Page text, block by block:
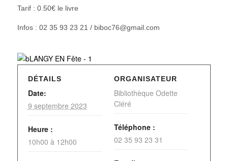
Tarif : 0.50€ le livre
Infos : 02 35 93 23 21 / biboc76@gmail.com
DÉTAILS
Date:
9 septembre 2023
Heure :
10h00 à 12h00
ORGANISATEUR
Bibliothèque Odette
Cléré
Téléphone :
02 35 93 23 31